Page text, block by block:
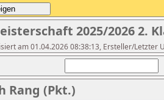
2025/2026 2.
am 01.04.2026 08:38:13, Ersteller/Letzter
Rang (Pkt.)